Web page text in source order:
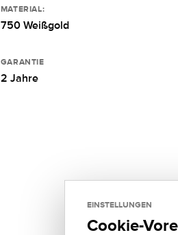
MATERIAL:
750 Weißgold
GARANTIE
2 Jahre
EINSTELLUNGEN
Cookie-